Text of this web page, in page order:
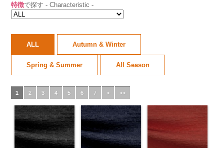
特徴で探す - Characteristic -
ALL Autumn & Winter
Spring & Summer All Season
1 2 3 4 5 6 7 > >>